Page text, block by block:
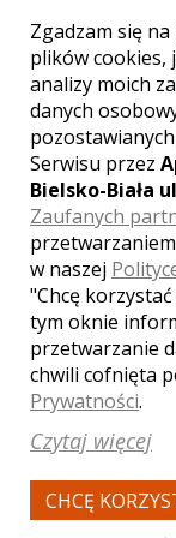
Zgadzam się
plików cookies,
analizy moich
danych
Serwisu przez
Bielsko-Biała
Zaufanych
w naszej
"Chcę
tym oknie
przetwarzanie
chwili cofnięta
Prywatności.
Czytaj więcej
CHCĘ